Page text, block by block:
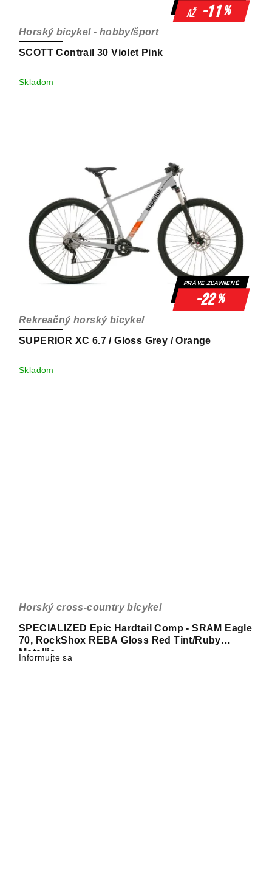
až -11%
SCOTT Contrail 30 Violet Pink
Horský bicykel - hobby/šport
Skladom
PRÁVE ZĽAVNENÉ
-22%
SUPERIOR XC 6.7 / Gloss Grey / Orange
Rekreačný horský bicykel
Skladom
SPECIALIZED Epic Hardtail Comp - SRAM Eagle
70, RockShox REBA Gloss Red Tint/Ruby
Metallic
Horský cross-country bicykel
Informujte sa